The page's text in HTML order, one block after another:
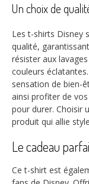
Un choix de
Les t-shirts Disney
qualité,
résister aux
couleurs
sensation de bien-
ainsi profiter de
pour durer. Choisir
produit qui allie
Le cadeau
Ce t-shirt est